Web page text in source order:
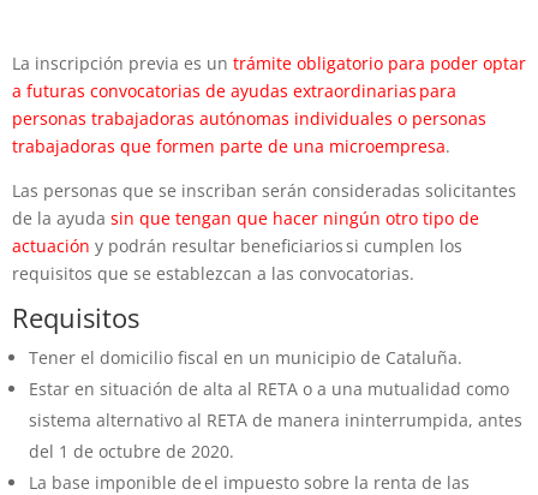
La inscripción previa es un trámite obligatorio para poder optar
a futuras convocatorias de ayudas extraordinarias para
personas trabajadoras autónomas individuales o personas
trabajadoras que formen parte de una microempresa.
Las personas que se inscriban serán consideradas solicitantes
de la ayuda sin que tengan que hacer ningún otro tipo de
actuación y podrán resultar beneficiarios si cumplen los
requisitos que se establezcan a las convocatorias.
Requisitos
Tener el domicilio fiscal en un municipio de Cataluña.
Estar en situación de alta al RETA o a una mutualidad como
sistema alternativo al RETA de manera ininterrumpida, antes
del 1 de octubre de 2020.
La base imponible de el impuesto sobre la renta de las